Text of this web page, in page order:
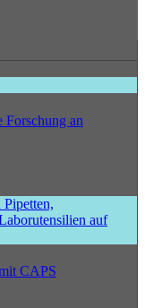
Forschung an
CAPS